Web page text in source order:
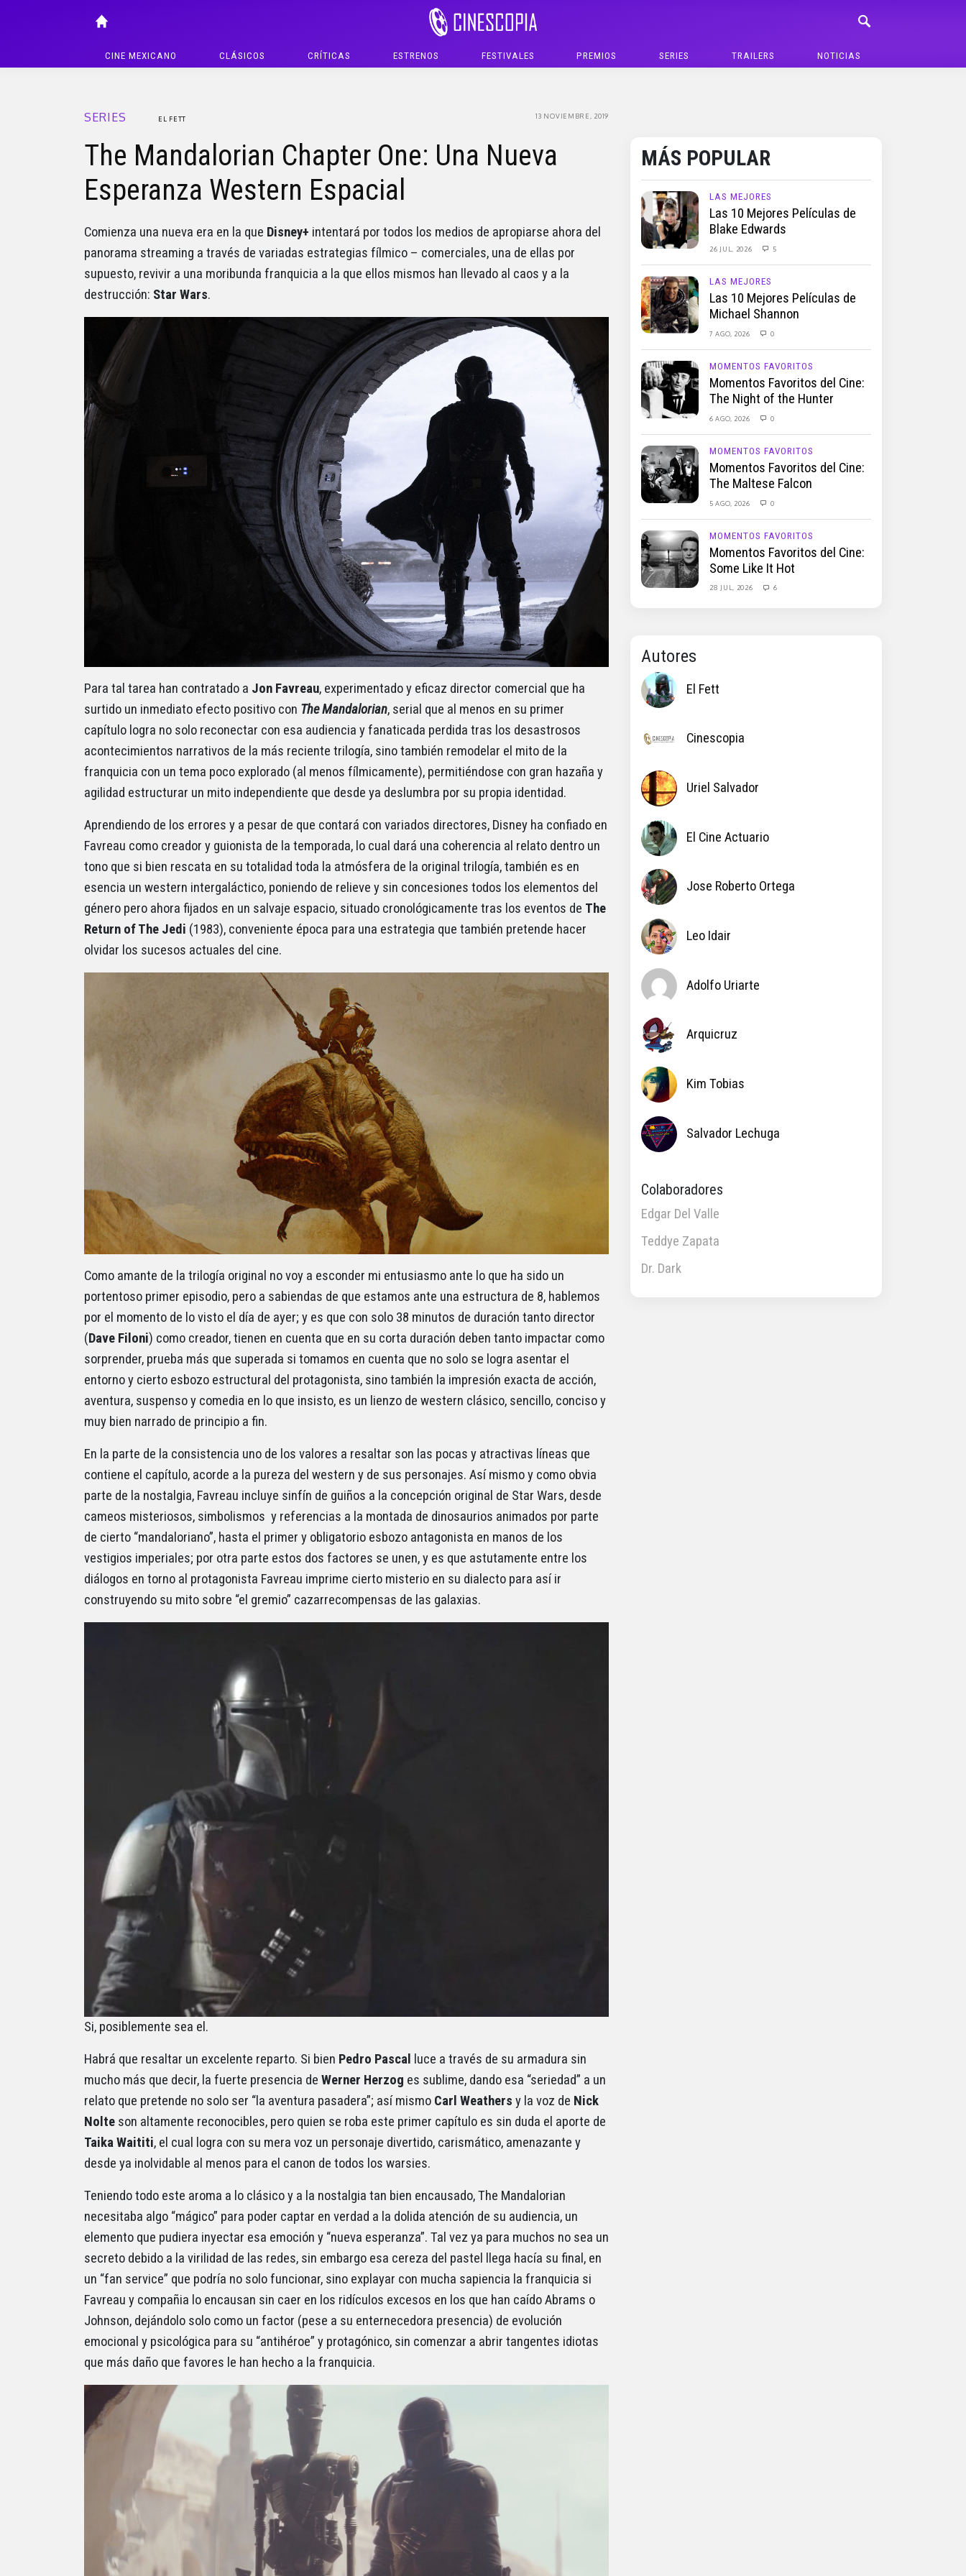
CINE MEXICANO CLÁSICOS CRÍTICAS ESTRENOS FESTIVALES PREMIOS SERIES TRAILERS NOTICIAS
SERIES 13 NOVIEMBRE, 2019
EL FETT
The Mandalorian Chapter One: Una Nueva
Esperanza Western Espacial
Comienza una nueva era en la que Disney+ intentará por todos los medios de apropiarse ahora del
panorama streaming a través de variadas estrategias fílmico – comerciales, una de ellas por
supuesto, revivir a una moribunda franquicia a la que ellos mismos han llevado al caos y a la
destrucción: Star Wars.
Para tal tarea han contratado a Jon Favreau, experimentado y eficaz director comercial que ha
surtido un inmediato efecto positivo con The Mandalorian, serial que al menos en su primer
capítulo logra no solo reconectar con esa audiencia y fanaticada perdida tras los desastrosos
acontecimientos narrativos de la más reciente trilogía, sino también remodelar el mito de la
franquicia con un tema poco explorado (al menos fílmicamente), permitiéndose con gran hazaña y
agilidad estructurar un mito independiente que desde ya deslumbra por su propia identidad.
Aprendiendo de los errores y a pesar de que contará con variados directores, Disney ha confiado en
Favreau como creador y guionista de la temporada, lo cual dará una coherencia al relato dentro un
tono que si bien rescata en su totalidad toda la atmósfera de la original trilogía, también es en
esencia un western intergaláctico, poniendo de relieve y sin concesiones todos los elementos del
género pero ahora fijados en un salvaje espacio, situado cronológicamente tras los eventos de The
Return of The Jedi (1983), conveniente época para una estrategia que también pretende hacer
olvidar los sucesos actuales del cine.
Como amante de la trilogía original no voy a esconder mi entusiasmo ante lo que ha sido un
portentoso primer episodio, pero a sabiendas de que estamos ante una estructura de 8, hablemos
por el momento de lo visto el día de ayer; y es que con solo 38 minutos de duración tanto director
(Dave Filoni) como creador, tienen en cuenta que en su corta duración deben tanto impactar como
sorprender, prueba más que superada si tomamos en cuenta que no solo se logra asentar el
entorno y cierto esbozo estructural del protagonista, sino también la impresión exacta de acción,
aventura, suspenso y comedia en lo que insisto, es un lienzo de western clásico, sencillo, conciso y
muy bien narrado de principio a fin.
En la parte de la consistencia uno de los valores a resaltar son las pocas y atractivas líneas que
contiene el capítulo, acorde a la pureza del western y de sus personajes. Así mismo y como obvia
parte de la nostalgia, Favreau incluye sinfín de guiños a la concepción original de Star Wars, desde
cameos misteriosos, simbolismos y referencias a la montada de dinosaurios animados por parte
de cierto “mandaloriano”, hasta el primer y obligatorio esbozo antagonista en manos de los
vestigios imperiales; por otra parte estos dos factores se unen, y es que astutamente entre los
diálogos en torno al protagonista Favreau imprime cierto misterio en su dialecto para así ir
construyendo su mito sobre “el gremio” cazarrecompensas de las galaxias.
Si, posiblemente sea el.
Habrá que resaltar un excelente reparto. Si bien Pedro Pascal
luce a través de su armadura sin
mucho más que decir, la fuerte presencia de Werner Herzog es sublime, dando esa “seriedad” a un
relato que pretende no solo ser “la aventura pasadera”; así mismo Carl Weathers y la voz de Nick
Nolte son altamente reconocibles, pero quien se roba este primer capítulo es sin duda el aporte de
Taika Waititi, el cual logra con su mera voz un personaje divertido, carismático, amenazante y
desde ya inolvidable al menos para el canon de todos los warsies.
Teniendo todo este aroma a lo clásico y a la nostalgia tan bien encausado, The Mandalorian
necesitaba algo “mágico” para poder captar en verdad a la dolida atención de su audiencia, un
elemento que pudiera inyectar esa emoción y “nueva esperanza”. Tal vez ya para muchos no sea un
secreto debido a la virilidad de las redes, sin embargo esa cereza del pastel llega hacía su final, en
un “fan service” que podría no solo funcionar, sino explayar con mucha sapiencia la franquicia si
Favreau y compañia lo encausan sin caer en los ridículos excesos en los que han caído Abrams o
Johnson, dejándolo solo como un factor (pese a su enternecedora presencia) de evolución
emocional y psicológica para su “antihéroe” y protagónico, sin comenzar a abrir tangentes idiotas
que más daño que favores le han hecho a la franquicia.
MÁS POPULAR
LAS MEJORES
Las 10 Mejores Películas de
Blake Edwards
26 JUL, 2026 5
LAS MEJORES
Las 10 Mejores Películas de
Michael Shannon
7 AGO, 2026 0
MOMENTOS FAVORITOS
Momentos Favoritos del Cine:
The Night of the Hunter
6 AGO, 2026 0
MOMENTOS FAVORITOS
Momentos Favoritos del Cine:
The Maltese Falcon
5 AGO, 2026 0
MOMENTOS FAVORITOS
Momentos Favoritos del Cine:
Some Like It Hot
28 JUL, 2026 6
Autores
El Fett
Cinescopia
Uriel Salvador
El Cine Actuario
Jose Roberto Ortega
Leo Idair
Adolfo Uriarte
Arquicruz
Kim Tobias
Salvador Lechuga
Colaboradores
Edgar Del Valle
Teddye Zapata
Dr. Dark